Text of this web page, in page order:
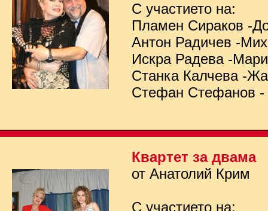
С участието на:
Пламен Сираков -
Антон Радичев -
Искра Радева -
Станка Калчева -
Стефан Стефанов
Квартет за двама
от Анатолий Крим
С участието на: